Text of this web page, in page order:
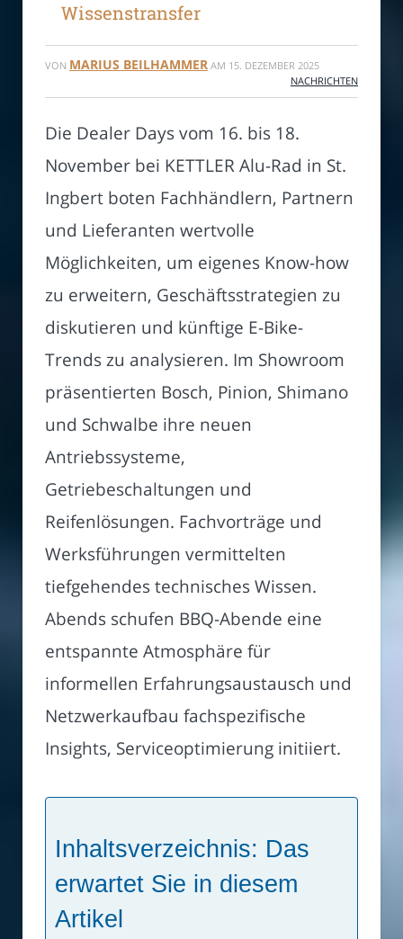
Wissenstransfer
VON MARIUS BEILHAMMER AM 15. DEZEMBER 2025
NACHRICHTEN
Die Dealer Days vom 16. bis 18.
November bei KETTLER Alu-Rad in St.
Ingbert boten Fachhändlern, Partnern
und Lieferanten wertvolle
Möglichkeiten, um eigenes Know-how
zu erweitern, Geschäftsstrategien zu
diskutieren und künftige E-Bike-
Trends zu analysieren. Im Showroom
präsentierten Bosch, Pinion, Shimano
und Schwalbe ihre neuen
Antriebssysteme,
Getriebeschaltungen und
Reifenlösungen. Fachvorträge und
Werksführungen vermittelten
tiefgehendes technisches Wissen.
Abends schufen BBQ-Abende eine
entspannte Atmosphäre für
informellen Erfahrungsaustausch und
Netzwerkaufbau fachspezifische
Insights, Serviceoptimierung initiiert.
Inhaltsverzeichnis: Das
erwartet Sie in diesem
Artikel